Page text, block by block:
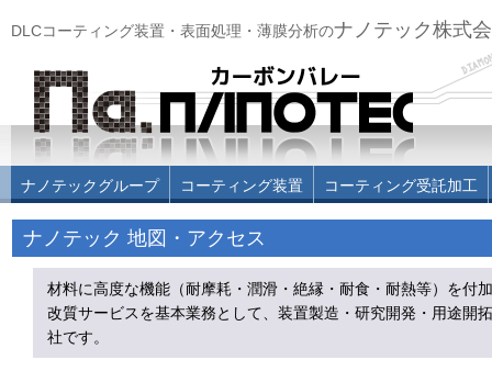
DLCコーティング装置・表面処理・薄膜分析のナノテック株式
ナノテックグループ コーティング装置 コーティング受託加工
ナノテック 地図・アクセス
材料に高度な機能（耐摩耗・潤滑・絶縁・耐食・耐熱等）を付
改質サービスを基本業務として、装置製造・研究開発・用途開
社です。